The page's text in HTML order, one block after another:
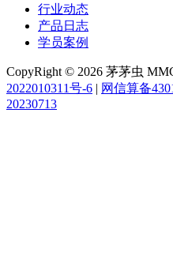
行业动态
产品日志
学员案例
CopyRight © 2026 茅茅虫
2022010311号-6 | 网信算备
20230713